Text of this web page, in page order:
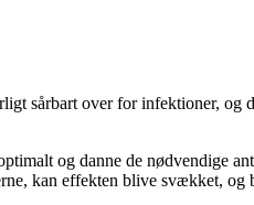
sårbart over for infektioner,
og danne de nødvendige
kan effekten blive svækket, og